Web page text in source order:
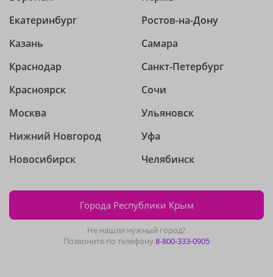
Екатеринбург
Казань
Краснодар
Красноярск
Москва
Нижний Новгород
Новосибирск
Ростов-на-Дону
Самара
Санкт-Петербург
Сочи
Ульяновск
Уфа
Челябинск
Города Республики Крым
Не нашли нужный город?
Позвоните по телефону8-800-333-0905